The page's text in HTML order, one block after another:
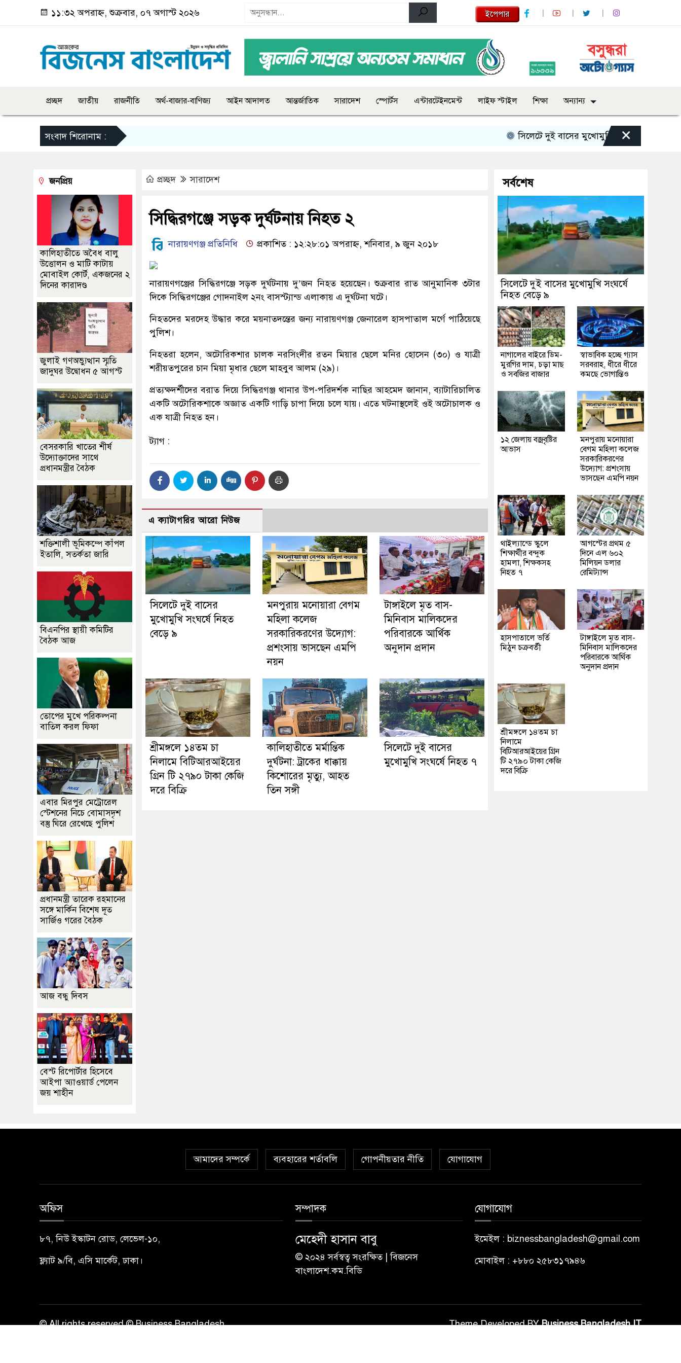
১১:৩২ অপরাহ্ন, শুক্রবার, ০৭ অগাস্ট ২০২৬ ইপেপার
প্রচ্ছদ জাতীয় রাজনীতি অর্থ-বাজার-বাণিজ্য আইন আদালত আন্তর্জাতিক সারাদেশ স্পোর্টস এন্টারটেইনমেন্ট লাইফ স্টাইল শিক্ষা অন্যান্য
সংবাদ শিরোনাম : সিলেটে দুই বাসের মুখোমুখি সংঘর্ষে নিহত বেড়ে ৯
×
প্রচ্ছদ সারাদেশ
সিদ্ধিরগঞ্জে সড়ক দুর্ঘটনায় নিহত ২
নারায়ণগঞ্জ প্রতিনিধি প্রকাশিত : ১২:২৮:০১ অপরাহ্ন, শনিবার, ৯ জুন ২০১৮
নারায়ণগঞ্জের সিদ্ধিরগঞ্জে সড়ক দুর্ঘটনায় দু’জন নিহত হয়েছেন। শুক্রবার রাত আনুমানিক ৩টার
দিকে সিদ্ধিরগঞ্জের গোদনাইল ২নং বাসস্ট্যান্ড এলাকায় এ দুর্ঘটনা ঘটে।
নিহতদের মরদেহ উদ্ধার করে ময়নাতদন্তের জন্য নারায়ণগঞ্জ জেনারেল হাসপাতাল মর্গে পাঠিয়েছে
পুলিশ।
নিহতরা হলেন, অটোরিকশার চালক নরসিংদীর রতন মিয়ার ছেলে মনির হোসেন (৩০) ও যাত্রী
শরীয়তপুরের চান মিয়া মৃধার ছেলে মাহবুব আলম (২৯)।
প্রত্যক্ষদর্শীদের বরাত দিয়ে সিদ্ধিরগঞ্জ থানার উপ-পরিদর্শক নাছির আহমেদ জানান, ব্যাটারিচালিত
একটি অটোরিকশাকে অজ্ঞাত একটি গাড়ি চাপা দিয়ে চলে যায়। এতে ঘটনাস্থলেই ওই অটোচালক ও
এক যাত্রী নিহত হন।
ট্যাগ :
এ ক্যাটাগরির আরো নিউজ
সিলেটে দুই বাসের
মুখোমুখি সংঘর্ষে নিহত
বেড়ে ৯
মনপুরায় মনোয়ারা বেগম
মহিলা কলেজ
সরকারিকরণের উদ্যোগ:
প্রশংসায় ভাসছেন এমপি
নয়ন
টাঙ্গাইলে মৃত বাস-
মিনিবাস মালিকদের
পরিবারকে আর্থিক
অনুদান প্রদান
শ্রীমঙ্গলে ১৪তম চা
নিলামে বিটিআরআইয়ের
গ্রিন টি ২৭৯০ টাকা কেজি
দরে বিক্রি
কালিহাতীতে মর্মান্তিক
দুর্ঘটনা: ট্রাকের ধাক্কায়
কিশোরের মৃত্যু, আহত
তিন সঙ্গী
সিলেটে দুই বাসের
মুখোমুখি সংঘর্ষে নিহত ৭
জনপ্রিয়
কালিহাতীতে অবৈধ বালু
উত্তোলন ও মাটি কাটায়
মোবাইল কোর্ট, একজনের ২
দিনের কারাদণ্ড
জুলাই গণঅভ্যুত্থান স্মৃতি
জাদুঘর উদ্বোধন ৫ আগস্ট
বেসরকারি খাতের শীর্ষ
উদ্যোক্তাদের সাথে
প্রধানমন্ত্রীর বৈঠক
শক্তিশালী ভূমিকম্পে কাঁপল
ইতালি, সতর্কতা জারি
বিএনপির স্থায়ী কমিটির
বৈঠক আজ
তোপের মুখে পরিকল্পনা
বাতিল করল ফিফা
এবার মিরপুর মেট্রোরেল
স্টেশনের নিচে বোমাসদৃশ
বস্তু ঘিরে রেখেছে পুলিশ
প্রধানমন্ত্রী তারেক রহমানের
সঙ্গে মার্কিন বিশেষ দূত
সার্জিও গরের বৈঠক
আজ বন্ধু দিবস
বেস্ট রিপোর্টার হিসেবে
আইপা অ্যাওয়ার্ড পেলেন
জয় শাহীন
সর্বশেষ
সিলেটে দুই বাসের মুখোমুখি সংঘর্ষে
নিহত বেড়ে ৯
নাগালের বাইরে ডিম-
মুরগির দাম, চড়া মাছ
ও সবজির বাজার
স্বাভাবিক হচ্ছে গ্যাস
সরবরাহ, ধীরে ধীরে
কমছে ভোগান্তিও
১২ জেলায় বজ্রবৃষ্টির
আভাস
মনপুরায় মনোয়ারা
বেগম মহিলা কলেজ
সরকারিকরণের
উদ্যোগ: প্রশংসায়
ভাসছেন এমপি নয়ন
থাইল্যান্ডে স্কুলে
শিক্ষার্থীর বন্দুক
হামলা, শিক্ষকসহ
নিহত ৭
আগস্টের প্রথম ৫
দিনে এল ৬০২
মিলিয়ন ডলার
রেমিট্যান্স
হাসপাতালে ভর্তি
মিঠুন চক্রবর্তী
টাঙ্গাইলে মৃত বাস-
মিনিবাস মালিকদের
পরিবারকে আর্থিক
অনুদান প্রদান
শ্রীমঙ্গলে ১৪তম চা
নিলামে
বিটিআরআইয়ের গ্রিন
টি ২৭৯০ টাকা কেজি
দরে বিক্রি
আমাদের সম্পর্কে ব্যবহারের শর্তাবলি গোপনীয়তার নীতি যোগাযোগ
অফিস
৮৭, নিউ ইস্কাটন রোড, লেভেল-১০,
ফ্ল্যাট ৯/বি, এসি মার্কেট, ঢাকা।
সম্পাদক
মেহেদী হাসান বাবু
© ২০২৪ সর্বস্বত্ব সংরক্ষিত | বিজনেস
বাংলাদেশ.কম.বিডি
যোগাযোগ
ইমেইল : biznessbangladesh@gmail.com
মোবাইল : +৮৮০ ২৫৮৩১৭৯৪৬
© All rights reserved © Business Bangladesh Theme Developed BYBusiness Bangladesh IT